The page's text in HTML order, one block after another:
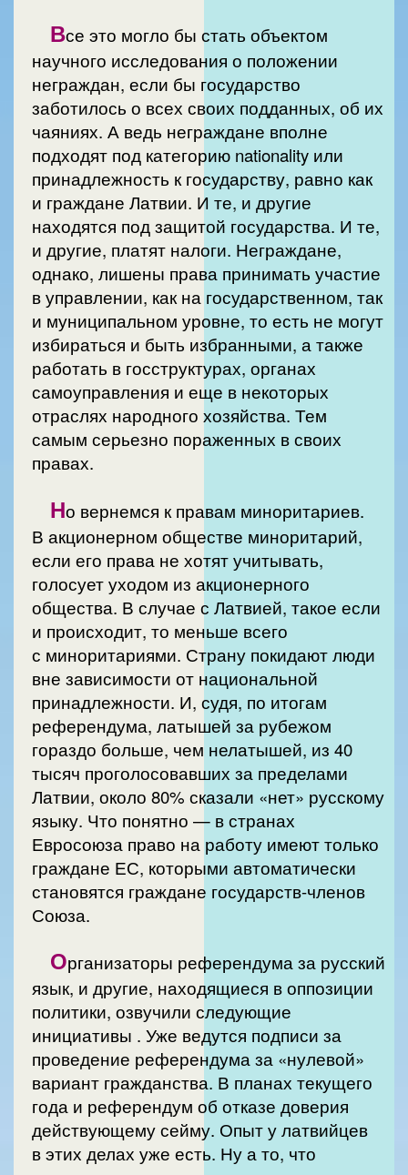
Все это могло бы стать объектом
научного исследования о положении
неграждан, если бы государство
заботилось о всех своих подданных, об их
чаяниях. А ведь неграждане вполне
подходят под категорию nationality или
принадлежность к государству, равно как
и граждане Латвии. И те, и другие
находятся под защитой государства. И те,
и другие, платят налоги. Неграждане,
однако, лишены права принимать участие
в управлении, как на государственном, так
и муниципальном уровне, то есть не могут
избираться и быть избранными, а также
работать в госструктурах, органах
самоуправления и еще в некоторых
отраслях народного хозяйства. Тем
самым серьезно пораженных в своих
правах.
Но вернемся к правам миноритариев.
В акционерном обществе миноритарий,
если его права не хотят учитывать,
голосует уходом из акционерного
общества. В случае с Латвией, такое если
и происходит, то меньше всего
с миноритариями. Страну покидают люди
вне зависимости от национальной
принадлежности. И, судя, по итогам
референдума, латышей за рубежом
гораздо больше, чем нелатышей, из 40
тысяч проголосовавших за пределами
Латвии, около 80% сказали «нет» русскому
языку. Что понятно — в странах
Евросоюза право на работу имеют только
граждане ЕС, которыми автоматически
становятся граждане государств-членов
Союза.
Организаторы референдума за русский
язык, и другие, находящиеся в оппозиции
политики, озвучили следующие
инициативы . Уже ведутся подписи за
проведение референдума за «нулевой»
вариант гражданства. В планах текущего
года и референдум об отказе доверия
действующему сейму. Опыт у латвийцев
в этих делах уже есть. Ну а то, что